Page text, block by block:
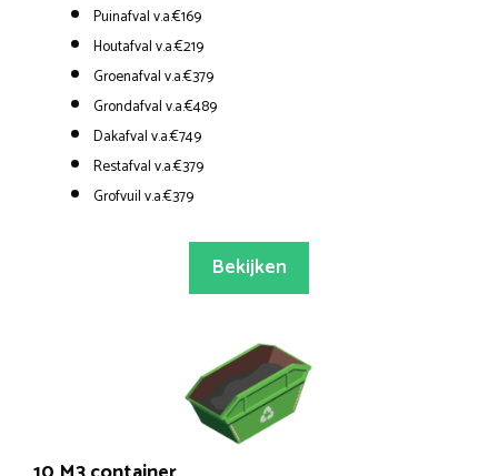
Puinafval v.a.€169
Houtafval v.a.€219
Groenafval v.a.€379
Grondafval v.a.€489
Dakafval v.a.€749
Restafval v.a.€379
Grofvuil v.a.€379
Bekijken